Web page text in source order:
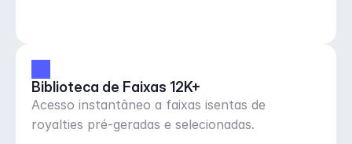
Biblioteca de Faixas 12K+
Acesso instantâneo a faixas isentas de
royalties pré-geradas e selecionadas.